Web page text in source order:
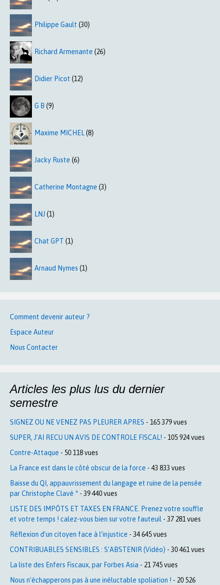
Philippe Gault (30)
Richard Armenante (26)
Didier Picot (12)
G B (9)
Maxime MICHEL(8)
Jacky Ruste (6)
Catherine Montagne (3)
LNJ (1)
Chat GPT (1)
Arnaud Nymes (1)
Comment devenir auteur ?
Espace Auteur
Nous Contacter
Articles les plus lus du dernier
semestre
SIGNEZ OU NE VENEZ PAS PLEURER APRES - 165 379 vues
SUPER, J’AI RECU UN AVIS DE CONTROLE FISCAL! - 105 924 vues
Contre-Attaque - 50 118 vues
La France est dans le côté obscur de la force - 43 833 vues
Baisse du QI, appauvrissement du langage et ruine de la pensée
par Christophe Clavé * - 39 440 vues
LISTE DES IMPÔTS ET TAXES EN FRANCE. Prenez votre souffle
et votre temps ! calez-vous bien sur votre fauteuil - 37 281 vues
Réflexion d’un citoyen face à l’injustice - 34 645 vues
CONTRIBUABLES SENSIBLES : S’ABSTENIR (Vidéo) - 30 461 vues
La liste des Enfers Fiscaux, par Forbes Asia - 21 745 vues
Nous n’échapperons pas à une inéluctable spoliation ! - 20 526